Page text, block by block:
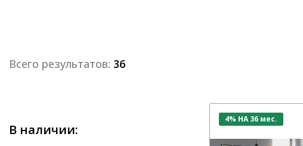
Всего результатов: 36
4% НА 36 мес.
В наличии: